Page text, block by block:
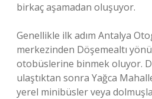
birkaç aşamadan oluşuyor.
Genellikle ilk adım Antalya
merkezinden Döşemealtı
otobüslerine binmek oluyor.
ulaştıktan sonra Yağca
yerel minibüsler veya